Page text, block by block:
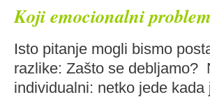
Koji emocionalni
Isto pitanje mogli bismo
razlike: Zašto se debljamo?
individualni: netko jede